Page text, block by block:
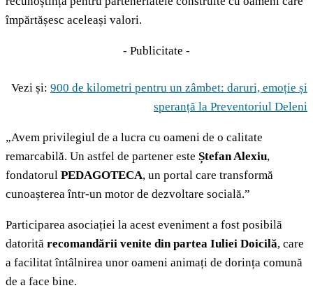
împărtășesc aceleași valori.
- Publicitate -
Vezi și: 900 de kilometri pentru un zâmbet: daruri, emoție și
speranță la Preventoriul Deleni
„Avem privilegiul de a lucra cu oameni de o calitate
remarcabilă. Un astfel de partener este Ștefan Alexiu,
fondatorul PEDAGOTECA, un portal care transformă
cunoașterea într-un motor de dezvoltare socială.”
Participarea asociației la acest eveniment a fost posibilă
datorită recomandării venite din partea Iuliei Doicilă, care
a facilitat întâlnirea unor oameni animați de dorința comună
de a face bine.